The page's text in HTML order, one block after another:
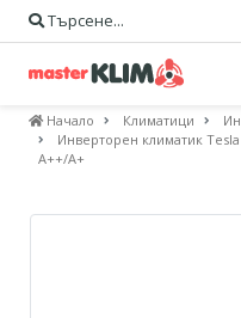
Търсене...
Начало Климатици
Инверторен климатик Tesla
A++/А+